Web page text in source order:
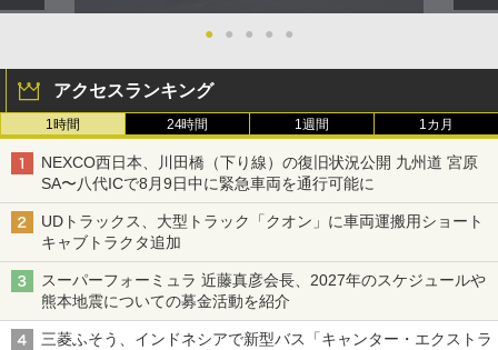
● ● ● ● ●
アクセスランキング
1時間 24時間 1週間 1カ月
NEXCO西日本、川田橋（下り線）の復旧状況公開 九州道 宮原
SA〜八代ICで8月9日中に緊急車両を通行可能に
UDトラックス、大型トラック「クオン」に車両運搬用ショート
キャブトラクタ追加
スーパーフォーミュラ 近藤真彦会長、2027年のスケジュールや
熊本地震についての募金活動を紹介
三菱ふそう、インドネシアで新型バス「キャンター・エクストラ